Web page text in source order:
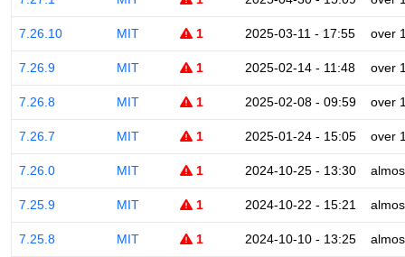
7.26.10 MIT 1 2025-03-11 - 17:55 over
7.26.9 MIT 1 2025-02-14 - 11:48 over
7.26.8 MIT 1 2025-02-08 - 09:59 over
7.26.7 MIT 1 2025-01-24 - 15:05 over
7.26.0 MIT 1 2024-10-25 - 13:30
7.25.9 MIT 1 2024-10-22 - 15:21
7.25.8 MIT 1 2024-10-10 - 13:25